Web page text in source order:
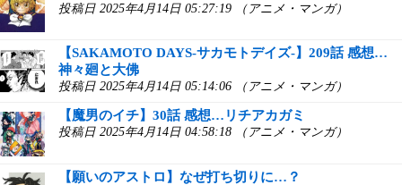
投稿日 2025年4月14日 05:27:19 （アニメ・マンガ）
【SAKAMOTO DAYS-サカモトデイズ-】209話 感想…
神々廻と大佛
投稿日 2025年4月14日 05:14:06 （アニメ・マンガ）
【魔男のイチ】30話 感想…リチアカガミ
投稿日 2025年4月14日 04:58:18 （アニメ・マンガ）
【願いのアストロ】なぜ打ち切りに…？